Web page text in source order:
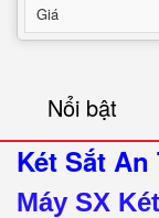
Giá
Nổi bật
Két Sắt An
Máy SX